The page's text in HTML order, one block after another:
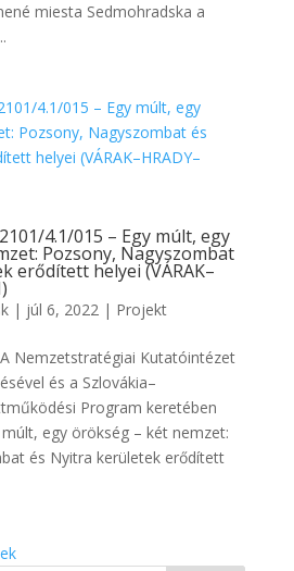
miesta Sedmohradska a
4.1/015 – Egy múlt, egy
Pozsony, Nagyszombat
erődített helyei (VÁRAK–
| júl 6, 2022| Projekt
Nemzetstratégiai Kutatóintézet
és a Szlovákia–
Program keretében
egy örökség – két nemzet:
és Nyitra kerületek erődített